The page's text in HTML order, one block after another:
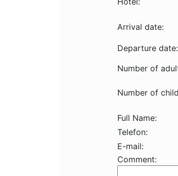
Arrival date:
Departure date:
Number of
Number of
Full Name:
Telefon:
E-mail:
Comment: